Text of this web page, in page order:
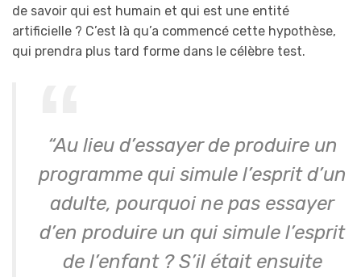
de savoir qui est humain et qui est une entité
artificielle ? C’est là qu’a commencé cette hypothèse,
qui prendra plus tard forme dans le célèbre test.
“Au lieu d’essayer de produire un
programme qui simule l’esprit d’un
adulte, pourquoi ne pas essayer
d’en produire un qui simule l’esprit
de l’enfant ? S’il était ensuite